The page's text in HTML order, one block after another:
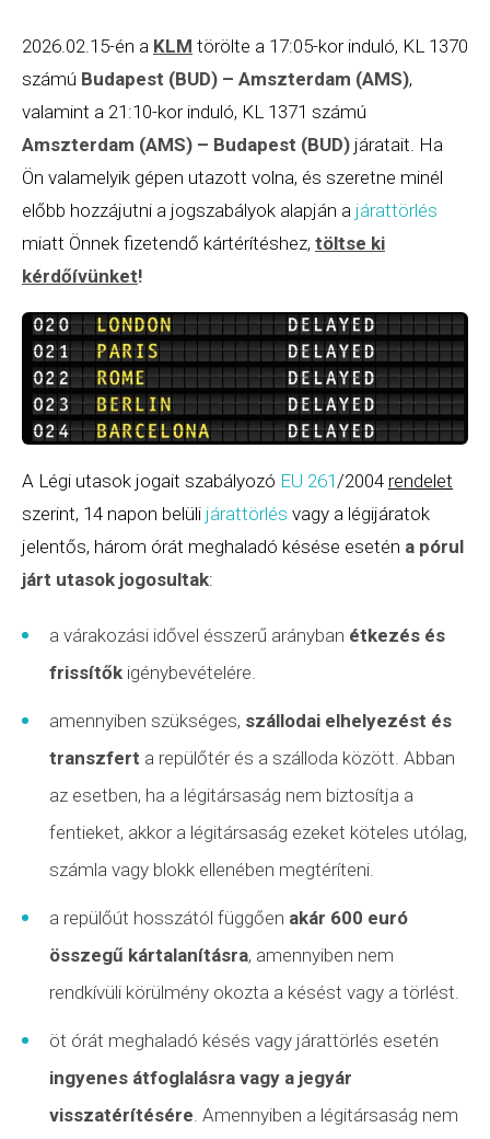
2026.02.15-én a KLM törölte a 17:05-kor induló, KL 1370
számú Budapest (BUD) – Amszterdam (AMS),
valamint a 21:10-kor induló, KL 1371 számú
Amszterdam (AMS) – Budapest (BUD) járatait. Ha
Ön valamelyik gépen utazott volna, és szeretne minél
előbb hozzájutni a jogszabályok alapján a járattörlés
miatt Önnek fizetendő kártérítéshez, töltse ki
kérdőívünket!
A Légi utasok jogait szabályozó EU 261/2004 rendelet
szerint, 14 napon belüli járattörlés vagy a légijáratok
jelentős, három órát meghaladó késése esetén a pórul
járt utasok jogosultak:
a várakozási idővel ésszerű arányban étkezés és
frissítők igénybevételére.
amennyiben szükséges, szállodai elhelyezést és
transzfert a repülőtér és a szálloda között. Abban
az esetben, ha a légitársaság nem biztosítja a
fentieket, akkor a légitársaság ezeket köteles utólag,
számla vagy blokk ellenében megtéríteni.
a repülőút hosszától függően akár 600 euró
összegű kártalanításra, amennyiben nem
rendkívüli körülmény okozta a késést vagy a törlést.
öt órát meghaladó késés vagy járattörlés esetén
ingyenes átfoglalásra vagy a jegyár
visszatérítésére . Amennyiben a légitársaság nem